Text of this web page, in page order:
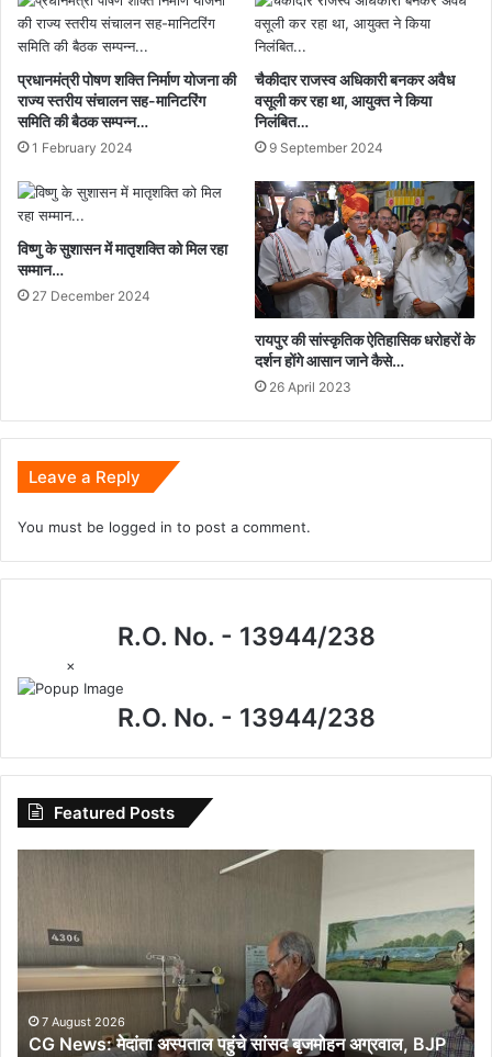
प्रधानमंत्री पोषण शक्ति निर्माण योजना की
राज्य स्तरीय संचालन सह-मानिटरिंग
समिति की बैठक सम्पन्न…
1 February 2024
चैकीदार राजस्व अधिकारी बनकर अवैध
वसूली कर रहा था, आयुक्त ने किया
निलंबित…
9 September 2024
विष्णु के सुशासन में मातृशक्ति को मिल रहा
सम्मान…
27 December 2024
रायपुर की सांस्कृतिक ऐतिहासिक धरोहरों के
दर्शन होंगे आसान जाने कैसे…
26 April 2023
Leave a Reply
You must be logged in to post a comment.
R.O. No. - 13944/238
×
R.O. No. - 13944/238
Featured Posts
अस्पताल
पहुंचे
सांसद
बृजमोहन
अग्रवाल,
BJP
7 August 2026
CG News: मेदांता अस्पताल पहुंचे सांसद बृजमोहन अग्रवाल, BJP